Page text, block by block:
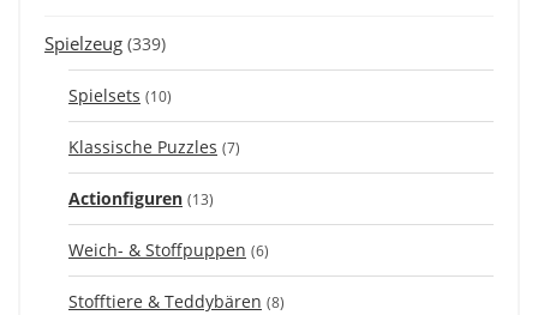
Spielzeug (339)
Spielsets (10)
Klassische Puzzles (7)
Actionfiguren (13)
Weich- & Stoffpuppen (6)
Stofftiere & Teddybären (8)